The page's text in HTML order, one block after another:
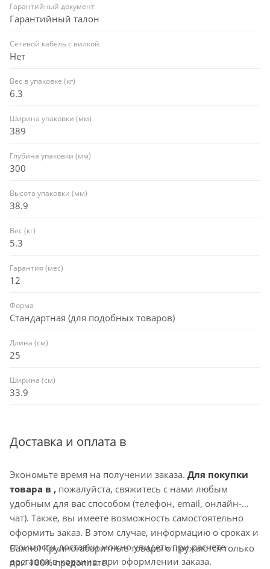
Гарантийный документ
Гарантийный талон
Сетевой кабель с вилкой
Нет
Вес в упаковке (кг)
6.3
Ширина упаковки (мм)
389
Глубина упаковки (мм)
300
Высота упаковки (мм)
38.9
Вес (кг)
5.3
Гарантия (мес)
12
Форма
Стандартная (для подобных товаров)
Длина (см)
25
Ширина (см)
33.9
Доставка и оплата в
Экономьте время на получении заказа. Для покупки
товара в , пожалуйста, свяжитесь с нами любым
удобным для вас способом (телефон, email, онлайн-
чат). Также, вы имеете возможность самостоятельно
оформить заказ. В этом случае, информацию о сроках и
стоимости доставки можно увидеть при расчете
доставки в корзине, при оформлении заказа.
Важно! Крупногабаритные товары отгружаются только
при 100% предоплате.